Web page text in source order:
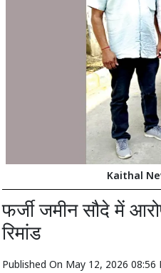
Kaithal
फर्जी जमीन सौदे में
रिमांड
Published On May 12, 2026 08:56